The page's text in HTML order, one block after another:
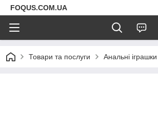
FOQUS.COM.UA
Товари та послуги Анальні іграшки